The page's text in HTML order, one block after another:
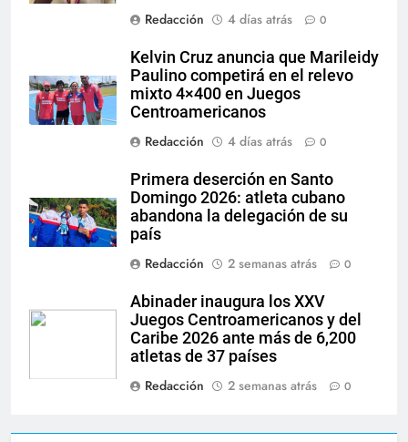
Redacción
4 días atrás 0
Kelvin Cruz anuncia que Marileidy
Paulino competirá en el relevo
mixto 4×400 en Juegos
Centroamericanos
Redacción
4 días atrás 0
Primera deserción en Santo
Domingo 2026: atleta cubano
abandona la delegación de su
país
Redacción
2 semanas atrás 0
Abinader inaugura los XXV
Juegos Centroamericanos y del
Caribe 2026 ante más de 6,200
atletas de 37 países
Redacción
2 semanas atrás 0